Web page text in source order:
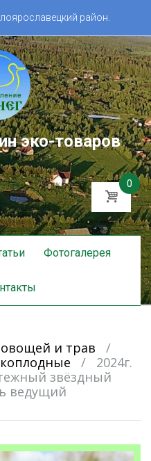
район.
эко-товаров
0
Фотогалерея
и трав
/
/
2024г.
звёздный
ведущий